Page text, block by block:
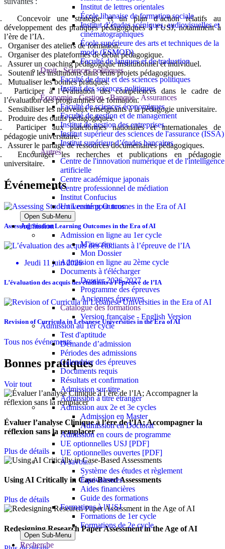
Institut de lettres orientales
École libanaise de formation sociale
Institut d’études scéniques, audiovisuelles et
cinématographiques
École supérieure des arts et techniques de la
mode (ESMOD)
Faculté de langues et de traduction
Droit - Sciences politiques
Faculté de droit et des sciences politiques
Institut des sciences politiques
Économie - Gestion - Banque - Assurances
Faculté de sciences économiques
Faculté de gestion et de management
Institut de gestion des entreprises
Institut supérieur des sciences de l'assurance (ISSA)
Institut supérieur d’études bancaires
Autres
Centre de l'innovation numérique et de l'intelligence
artificielle
Centre académique japonais
Centre professionnel de médiation
Institut Confucius
Université pour tous
Open Sub-Menu
Admission
Admission en ligne au 1er cycle
M'inscrire
Mon Dossier
Admission en ligne au 2ème cycle
Documents à t'élécharger
Dossier 2026-2027
Programme des épreuves
Anciennes épreuves
Catalogue des formations
Version française - English Version
Admission au 1er cycle
Test d'aptitude
Demande d’admission
Périodes des admissions
Calendrier des épreuves
Documents requis
Résultats et confirmation
Admission sur titre
Admission à titre étranger
Admission aux 2e et 3e cycles
Admission en Master
Admission en Doctorat
Admission en cours de programme
UE optionnelles USJ [PDF]
UE optionnelles ouvertes [PDF]
À savoir...
Système des études et règlement
Équivalences
Aides financières
Guide des formations
Formations à l’USJ
Formations de 1er cycle
Formations de 2e cycle
Open Sub-Menu
Recherche
Concevoir une stratégie et un plan d’action relatifs au
développement des pratiques pédagogiques à l’USJ, notamment à
l’ère de l’IA.
Organiser des ateliers de formation.
Organiser des plateformes de débat pédagogique.
Assurer un coaching pédagogique institutionnel et individuel.
Soutenir les institutions dans leurs projets pédagogiques.
Mutualiser les bonnes pratiques.
Participer à l’évaluation des compétences dans le cadre de
l’évaluation des programmes de formation.
Sensibiliser les nouveaux enseignants à la pédagogie universitaire.
Produire des outils pédagogiques.
Participer aux plateformes nationales et internationales de
pédagogie universitaire.
Assurer le partage de ressources documentaires pédagogiques.
Encourager les recherches et publications en pédagogie
universitaire.
Événements
Assessing Student Learning Outcomes in the Era of AI
Jeudi 11 juin 2026
L’évaluation des acquis des étudiants à l’épreuve de l’IA
Revision of Curricula in Lebanese Universities in the Era of AI
Tous nos événements
Bonnes pratiques
Voir tout
Évaluer l’analyse Clinique à l’ère de l’IA; Accompagner la
réflexion sans la remplacer
Plus de détails
Using AI Critically in Case-Based Assessments
Plus de détails
Redesigning Research Paper Assessment in the Age of AI